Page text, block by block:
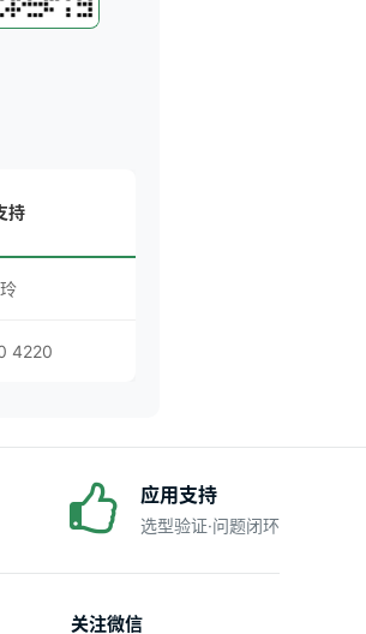
持
4220
应用支持
选型验证·问题闭环
关注微信